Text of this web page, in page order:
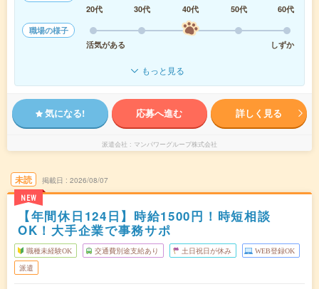
20代
30代 40代 50代
60代
職場の様子
活気がある
しずか
もっと見る
気になる! 応募へ進む 詳しく見る
派遣会社 マンパワーグループ株式会社
未読
NEW
掲載日 2026/08/07
【年間休日124日】時給1500円！時短相談
OK！大手企業で事務サポ
職種未経験OK 交通費別途支給あり 土日祝日が休み WEB登録OK
派遣